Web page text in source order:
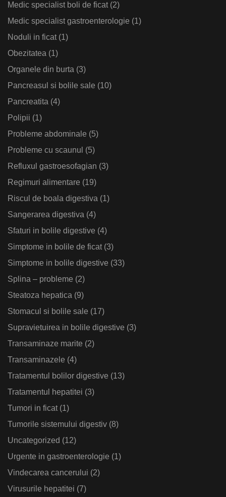
Medic specialist boli de ficat(2)
Medic specialist gastroenterologie (1)
Noduli in ficat(1)
Obezitatea (1)
Organele din burta (3)
Pancreasul si bolile sale (10)
Pancreatita (4)
Polipii (1)
Probleme abdominale (5)
Probleme cu scaunul (5)
Refluxul gastroesofagian (3)
Regimuri alimentare (19)
Riscul de boala digestiva (1)
Sangerarea digestiva (4)
Sfaturi in bolile digestive (4)
Simptome in bolile de ficat(3)
Simptome in bolile digestive (33)
Splina – probleme (2)
Steatoza hepatica (9)
Stomacul si bolile sale (17)
Supravietuirea in bolile digestive (3)
Transaminaze marite (2)
Transaminazele (4)
Tratamentul bolilor digestive (13)
Tratamentul hepatitei (3)
Tumori in ficat(1)
Tumorile sistemului digestiv (8)
Uncategorized (12)
Urgente in gastroenterologie (1)
Vindecarea cancerului (2)
Virusurile hepatitei (7)